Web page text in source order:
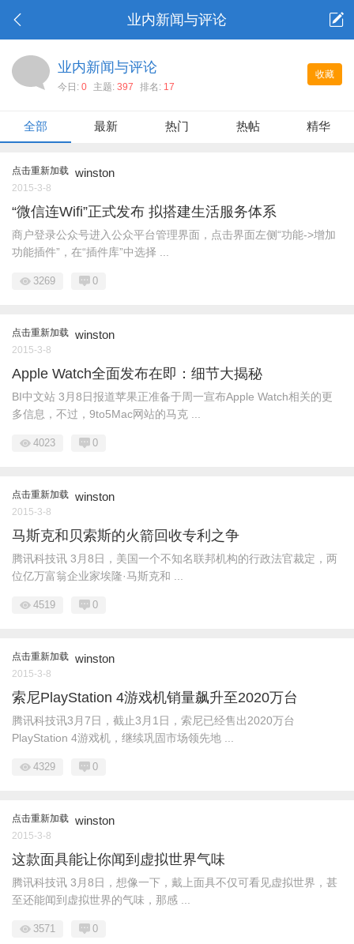
业内新闻与评论
收藏
业内新闻与评论
今日: 0 主题: 397 排名: 17
全部 最新 热门 热帖 精华
点击重新加载 winston
2015-3-8
“微信连Wifi”正式发布 拟搭建生活服务体系
商户登录公众号进入公众平台管理界面，点击界面左侧“功能->增加
功能插件”，在“插件库”中选择 ...
3269 0
点击重新加载 winston
2015-3-8
Apple Watch全面发布在即：细节大揭秘
BI中文站 3月8日报道苹果正准备于周一宣布Apple Watch相关的更
多信息，不过，9to5Mac网站的马克 ...
4023 0
点击重新加载 winston
2015-3-8
马斯克和贝索斯的火箭回收专利之争
腾讯科技讯 3月8日，美国一个不知名联邦机构的行政法官裁定，两
位亿万富翁企业家埃隆·马斯克和 ...
4519 0
点击重新加载 winston
2015-3-8
索尼PlayStation 4游戏机销量飙升至2020万台
腾讯科技讯3月7日，截止3月1日，索尼已经售出2020万台
PlayStation 4游戏机，继续巩固市场领先地 ...
4329 0
点击重新加载 winston
2015-3-8
这款面具能让你闻到虚拟世界气味
腾讯科技讯 3月8日，想像一下，戴上面具不仅可看见虚拟世界，甚
至还能闻到虚拟世界的气味，那感 ...
3571 0